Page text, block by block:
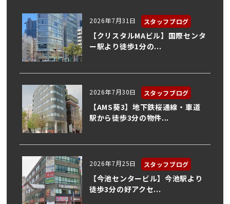
2026年7月31日 スタッフブログ
【クリスタルMAビル】国際センタ
ー駅より徒歩1分の...
2026年7月30日 スタッフブログ
【AMS葵3】地下鉄桜通線・車道
駅から徒歩3分の物件...
2026年7月25日 スタッフブログ
【今池センタービル】今池駅より
徒歩3分の好アクセ...